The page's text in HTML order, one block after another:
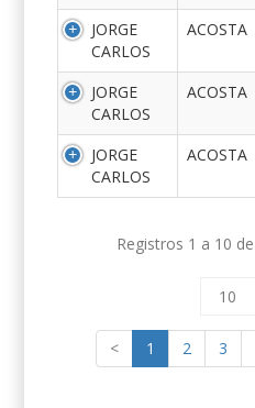
JORGE
CARLOS
ACOSTA
JORGE
CARLOS
ACOSTA
JORGE
CARLOS
ACOSTA
Registros 1 a 10 de
< 1 2 3